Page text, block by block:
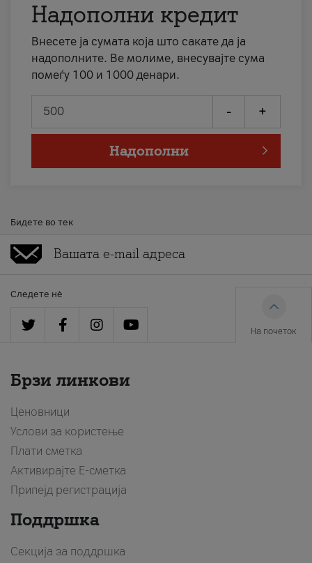
Надополни кредит
Внесете ја сумата која што сакате да ја
надополните. Ве молиме, внесувајте сума
помеѓу 100 и 1000 денари.
- +
Надополни
Бидете во тек
Следете нè
На почеток
Брзи линкови
Ценовници
Услови за користење
Плати сметка
Активирајте Е-сметка
Припејд регистрација
Поддршка
Секција за поддршка